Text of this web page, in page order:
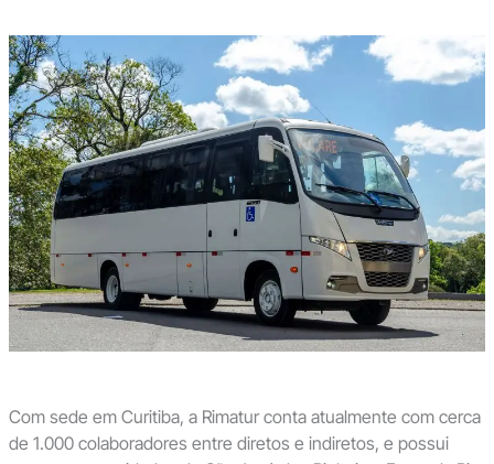
Com sede em Curitiba, a Rimatur conta atualmente com cerca
de 1.000 colaboradores entre diretos e indiretos, e possui